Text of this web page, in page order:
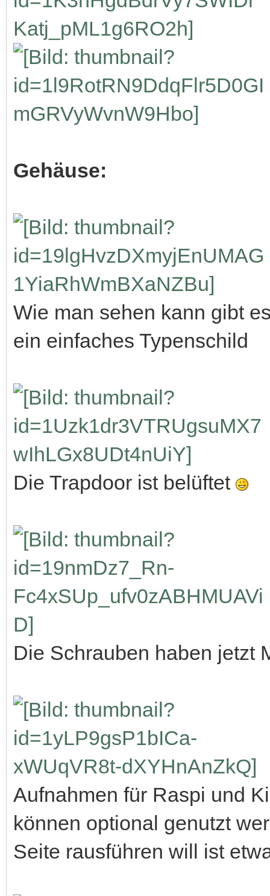
Gehäuse:
Wie man sehen kann gibt
ein einfaches Typenschild
Die Trapdoor ist belüftet
Die Schrauben haben jetzt
Aufnahmen für Raspi und
können optional genutzt
Seite rausführen will ist